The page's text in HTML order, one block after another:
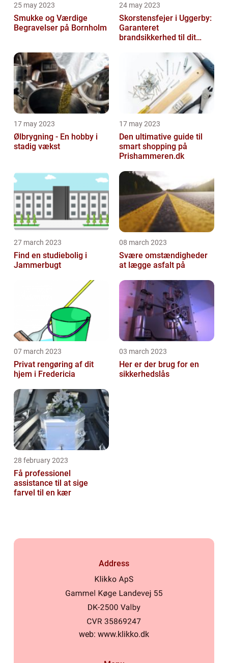
25 may 2023
Smukke og Værdige
Begravelser på Bornholm
24 may 2023
Skorstensfejer i Uggerby:
Garanteret
brandsikkerhed til dit
17 may 2023
Ølbrygning - En hobby i
stadig vækst
17 may 2023
Den ultimative guide til
smart shopping på
Prishammeren.dk
27 march 2023
Find en studiebolig i
Jammerbugt
08 march 2023
Svære omstændigheder
at lægge asfalt på
07 march 2023
Privat rengøring af dit
hjem i Fredericia
03 march 2023
Her er der brug for en
sikkerhedslås
28 february 2023
Få professionel
assistance til at sige
farvel til en kær
Address
web: www.klikko.dk